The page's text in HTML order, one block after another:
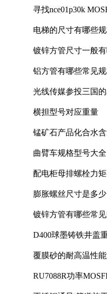
寻找nce01p30k
电梯的尺寸有哪些
镀锌方管尺寸一般
铝方管有哪些常见
光线传媒参投三国
横担型号对应重量
锰矿石产品化合水
曲臂车规格型号大全
配电柜母排螺栓力
膨胀螺丝尺寸是多少
镀锌方管有哪些常
D400球墨铸铁井盖
覆膜砂的耐高温性
RU7088R功率